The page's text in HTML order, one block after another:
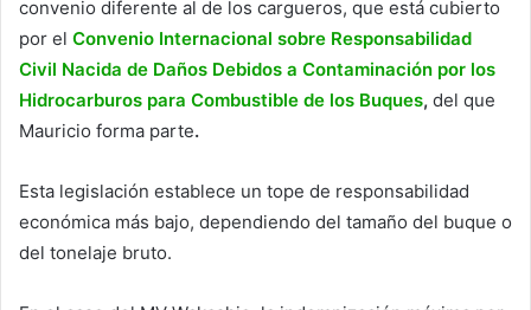
convenio diferente al de los cargueros, que está cubierto
por el Convenio Internacional sobre Responsabilidad
Civil Nacida de Daños Debidos a Contaminación por los
Hidrocarburos para Combustible de los Buques, del que
Mauricio forma parte.
Esta legislación establece un tope de responsabilidad
económica más bajo, dependiendo del tamaño del buque o
del tonelaje bruto.